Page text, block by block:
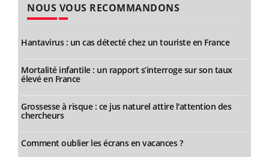
NOUS VOUS RECOMMANDONS
Hantavirus : un cas détecté chez un touriste en France
Mortalité infantile : un rapport s’interroge sur son taux
élevé en France
Grossesse à risque : ce jus naturel attire l'attention des
chercheurs
Comment oublier les écrans en vacances ?